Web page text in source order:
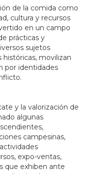
de la comida como
cultura y recursos
en un campo
prácticas y
sujetos
históricas, movilizan
por identidades
y la valorización de
algunas
campesinas,
expo-ventas,
que exhiben ante